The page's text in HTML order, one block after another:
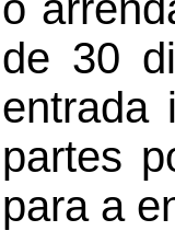
de 30
entrada
partes
para a